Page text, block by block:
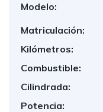
Modelo:
Matriculación:
Kilómetros:
Combustible:
Cilindrada:
Potencia: